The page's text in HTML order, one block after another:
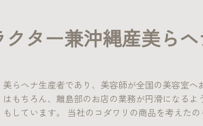
クター兼沖縄産美ら
美らヘナ生産者であり、美容師が全国の美容室
はもちろん、離島部のお店の業務が円滑になる
もしています。 当社のコダワリの商品を考えた